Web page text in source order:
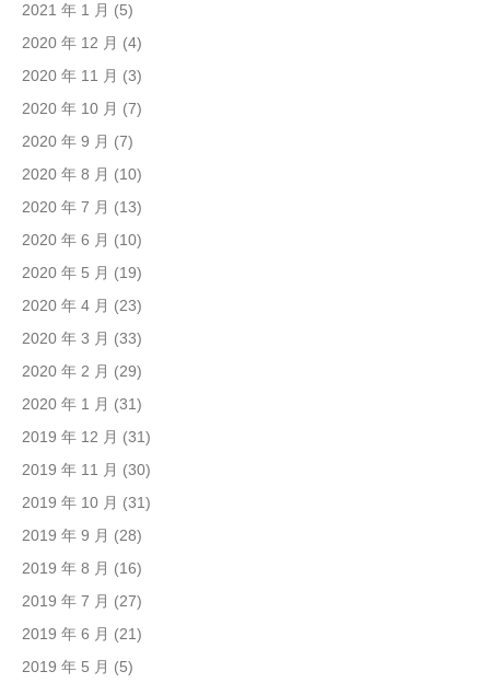
2021 年 1 月 (5)
2020 年 12 月 (4)
2020 年 11 月 (3)
2020 年 10 月 (7)
2020 年 9 月 (7)
2020 年 8 月 (10)
2020 年 7 月 (13)
2020 年 6 月 (10)
2020 年 5 月 (19)
2020 年 4 月 (23)
2020 年 3 月 (33)
2020 年 2 月 (29)
2020 年 1 月 (31)
2019 年 12 月 (31)
2019 年 11 月 (30)
2019 年 10 月 (31)
2019 年 9 月 (28)
2019 年 8 月 (16)
2019 年 7 月 (27)
2019 年 6 月 (21)
2019 年 5 月 (5)